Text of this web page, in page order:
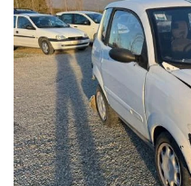
ASSISTENZA
DICONO DI NOI
CONTATTI
CONTATTI